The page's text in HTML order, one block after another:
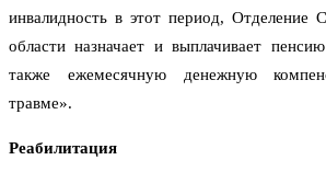
инвалидность в этот период, Отделение
области назначает и выплачивает
также ежемесячную денежную
травме».
Реабилитация